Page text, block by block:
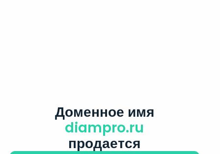
Доменное имя
diampro.ru
продается